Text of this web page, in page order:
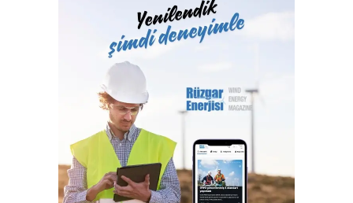
Vakfı, fiziki alanlarının yeterliliği ve gelişmeye açık oluşu
ile büyüme yolunda hızla ilerliyor. Türk Loydu, Türkiye’nin
milli kuruluşudur. Yetkisi olan alanlar hemen hemen
Türkiye’nin ekonomisine katkı sağlayan sektörlerin
tamamını içermektedir ve IACS üyeliğimiz ile büyümenin,
gelişmenin ve ülkemize katkı sağlamanın faydası ve gururu
100. yılında Türkiye Cumhuriyeti’nindir.”